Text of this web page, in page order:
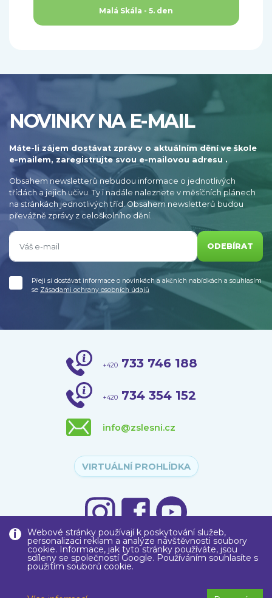
Webové stránky používají k poskytování služeb,
personalizaci reklam a analýze návštěvnosti soubory
cookie. Informace, jak tyto stránky používáte, jsou
sdíleny se společností Google. Používáním souhlasíte s
použitím souborů cookie.
Malá Skála - 5. den
NOVINKY NA E-MAIL
Máte-li zájem dostávat zprávy o aktuálním dění ve škole
e-mailem, zaregistrujte svou e-mailovou adresu .
Obsahem newsletterů nebudou informace o jednotlivých
třídách a jejich učivu. Ty i nadále naleznete v měsíčních plánech
na stránkách jednotlivých tříd. Obsahem newsletterů budou
převážně zprávy z celoškolního dění.
ODEBÍRAT
Přeji si dostávat informace o novinkách a akčních nabídkách a souhlasím
se Zásadami ochrany osobních údajů
+420 733 746 188
+420 734 354 152
info@zslesni.cz
VIRTUÁLNÍ PROHLÍDKA